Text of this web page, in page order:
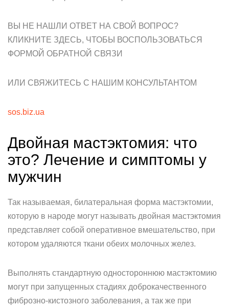
ВЫ НЕ НАШЛИ ОТВЕТ НА СВОЙ ВОПРОС?
КЛИКНИТЕ ЗДЕСЬ, ЧТОБЫ ВОСПОЛЬЗОВАТЬСЯ
ФОРМОЙ ОБРАТНОЙ СВЯЗИ
ИЛИ СВЯЖИТЕСЬ С НАШИМ КОНСУЛЬТАНТОМ
sos.biz.ua
Двойная мастэктомия: что
это? Лечение и симптомы у
мужчин
Так называемая, билатеральная форма мастэктомии,
которую в народе могут называть двойная мастэктомия
представляет собой оперативное вмешательство, при
котором удаляются ткани обеих молочных желез.
Выполнять стандартную одностороннюю мастэктомию
могут при запущенных стадиях доброкачественного
фиброзно-кистозного заболевания, а так же при